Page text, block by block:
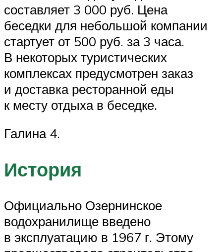
составляет 3 000 руб. Цена
беседки для небольшой компании
стартует от 500 руб. за 3 часа.
В некоторых туристических
комплексах предусмотрен заказ
и доставка ресторанной еды
к месту отдыха в беседке.
Галина 4.
История
Официально Озернинское
водохранилище введено
в эксплуатацию в 1967 г. Этому